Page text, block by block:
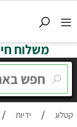
משלוח
קטלוג / ידיות /